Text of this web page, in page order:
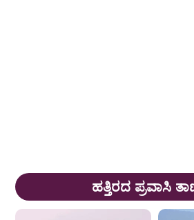
ಹತ್ತಿರದ ಪ್ರವಾಸಿ